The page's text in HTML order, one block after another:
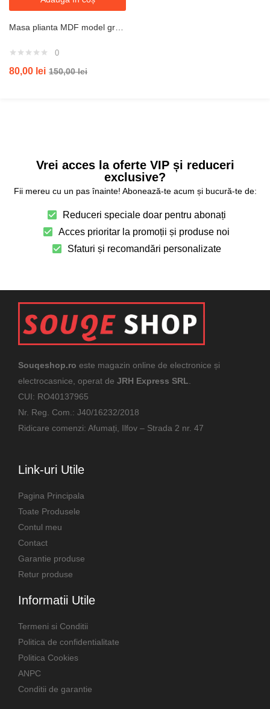
0
80,00 lei 150,00lei
Vrei acces la oferte VIP și reduceri
exclusive?
Fii mereu cu un pas înainte! Abonează-te acum și bucură-te de:
Reduceri speciale doar pentru abonați
Acces prioritar la promoții și produse noi
Sfaturi și recomandări personalizate
Souqeshop.ro este magazin online de electronice și
electrocasnice, operat de JRH Express SRL
CUI: RO40137965
Nr. Reg. Com.: J40/16232/2018
Ridicare comenzi: Afumați, Ilfov – Strada 2 nr. 47
Link-uri Utile
Pagina Principala
Toate Produsele
Contul meu
Contact
Garantie produse
Retur produse
Informatii Utile
Termeni si Conditii
Politica de confidentialitate
Politica Cookies
ANPC
Conditii de garantie